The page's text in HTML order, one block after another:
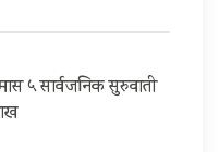
५ सार्वजनिक सुरुवाती